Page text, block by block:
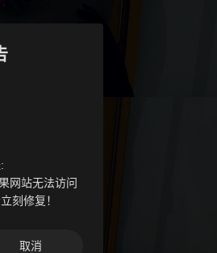
网站无法访问
刻修复！
取消